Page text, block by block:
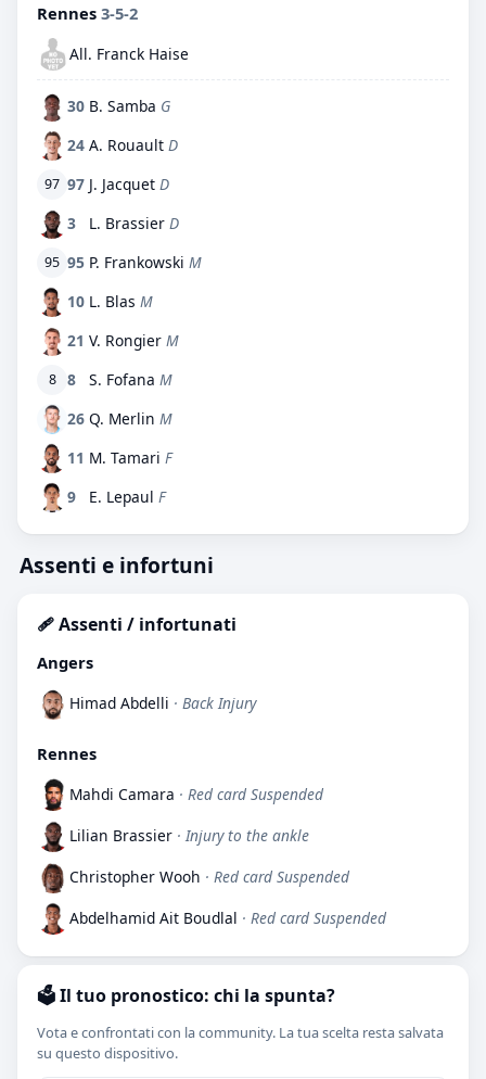
Rennes 3-5-2
All. Franck Haise
30 B. Samba G
24 A. Rouault D
97 97 J. Jacquet D
3
L. Brassier D
95 95 P. Frankowski M
10 L. Blas M
21 V. Rongier M
8 8 S. Fofana M
26 Q. Merlin M
11 M. Tamari F
9
E. Lepaul F
Assenti e infortuni
🩹 Assenti / infortunati
Angers
Himad Abdelli · Back Injury
Rennes
Mahdi Camara · Red card Suspended
Lilian Brassier · Injury to the ankle
Christopher Wooh · Red card Suspended
Abdelhamid Ait Boudlal · Red card Suspended
🗳️ Il tuo pronostico: chi la spunta?
Vota e confrontati con la community. La tua scelta resta salvata
su questo dispositivo.